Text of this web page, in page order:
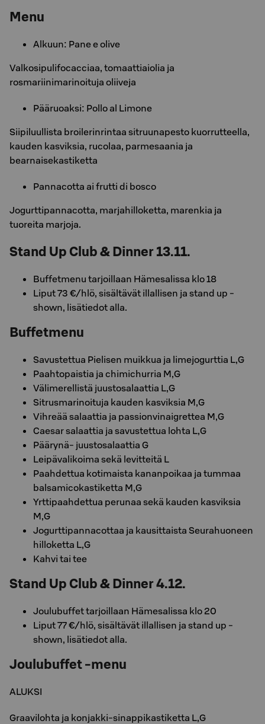
Menu
Alkuun: Pane e olive
Valkosipulifocacciaa, tomaattiaiolia ja
rosmariinimarinoituja oliiveja
Pääruoaksi: Pollo al Limone
Siipiluullista broilerinrintaa sitruunapesto kuorrutteella,
kauden kasviksia, rucolaa, parmesaania ja
bearnaisekastiketta
Pannacotta ai frutti di bosco
Jogurttipannacotta, marjahilloketta, marenkia ja
tuoreita marjoja.
Stand Up Club & Dinner 13.11.
Buffetmenu tarjoillaan Hämesalissa klo 18
Liput 73 €/hlö, sisältävät illallisen ja stand up -
shown, lisätiedot alla.
Buffetmenu
Savustettua Pielisen muikkua ja limejogurttia L,G
Paahtopaistia ja chimichurria M,G
Välimerellistä juustosalaattia L,G
Sitrusmarinoituja kauden kasviksia M,G
Vihreää salaattia ja passionvinaigrettea M,G
Caesar salaattia ja savustettua lohta L,G
Päärynä- juustosalaattia G
Leipävalikoima sekä levitteitä L
Paahdettua kotimaista kananpoikaa ja tummaa
balsamicokastiketta M,G
Yrttipaahdettua perunaa sekä kauden kasviksia
M,G
Jogurttipannacottaa ja kausittaista Seurahuoneen
hilloketta L,G
Kahvi tai tee
Stand Up Club & Dinner 4.12.
Joulubuffet tarjoillaan Hämesalissa klo 20
Liput 77 €/hlö, sisältävät illallisen ja stand up -
shown, lisätiedot alla.
Joulubuffet -menu
ALUKSI
Graavilohta ja konjakki-sinappikastiketta L,G